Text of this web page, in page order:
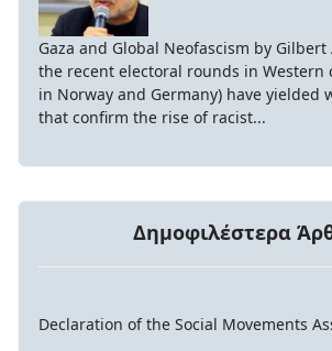
Gaza and Global Neofascism by
the recent electoral rounds in Western
in Norway and Germany) have yielded
that confirm the rise of racist...
Δημοφιλέστερα
Declaration of the Social Movements